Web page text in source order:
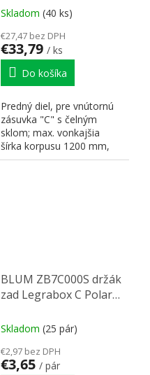
Skladom (40 ks)
€27,47 bez DPH
€33,79 / ks
Do košíka
Predný diel, pre vnútornú
zásuvka "C" s čelným
sklom; max. vonkajšia
šírka korpusu 1200 mm,
na skrátenie Do...
BLUM ZB7C000S držák
zad Legrabox C Polar
Skladom (25 pár)
€2,97 bez DPH
€3,65 / pár